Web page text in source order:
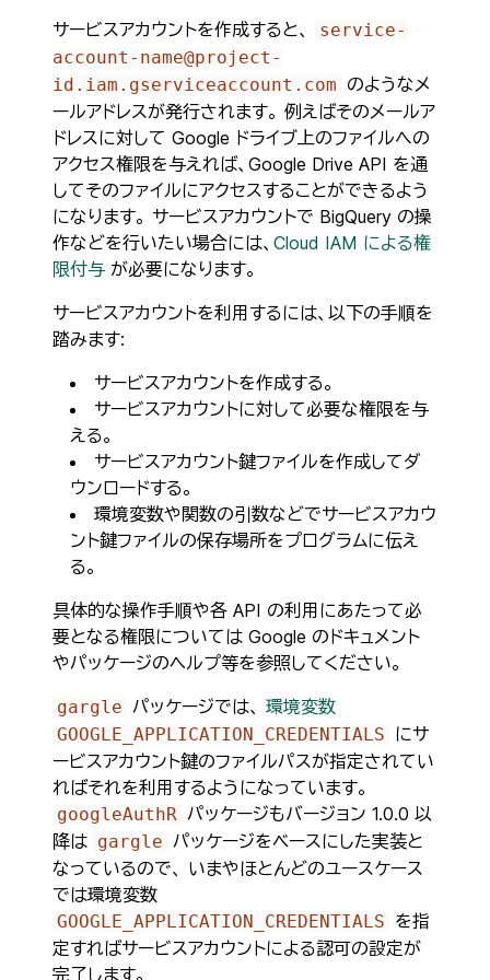
サービスアカウントを作成すると、
service-
account-name@project-
id.iam.gserviceaccount.com のようなメ
ールアドレスが発行されます。 例えばそのメールア
ドレスに対して Google ドライブ上のファイルへの
アクセス権限を与えれば、Google Drive API を通
してそのファイルにアクセスすることができるよう
になります。 サービスアカウントで BigQuery の操
作などを行いたい場合には、 Cloud IAM による権
限付与 が必要になります。
サービスアカウントを利用するには、以下の手順を
踏みます:
サービスアカウントを作成する。
サービスアカウントに対して必要な権限を与
える。
サービスアカウント鍵ファイルを作成してダ
ウンロードする。
環境変数や関数の引数などでサービスアカウ
ント鍵ファイルの保存場所をプログラムに伝え
る。
具体的な操作手順や各 API の利用にあたって必
要となる権限については Google のドキュメント
やパッケージのヘルプ等を参照してください。
gargle パッケージでは、 環境変数
GOOGLE_APPLICATION_CREDENTIALS にサ
ービスアカウント鍵のファイルパスが指定されてい
ればそれを利用するようになっています。
googleAuthR パッケージもバージョン 1.0.0 以
降は gargle パッケージをベースにした実装と
なっているので、 いまやほとんどのユースケース
では環境変数
GOOGLE_APPLICATION_CREDENTIALS を指
定すればサービスアカウントによる認可の設定が
完了します。